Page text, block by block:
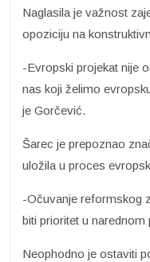
Naglasila je važnost
opoziciju na
-Evropski projekat nije
nas koji želimo
je Gorčević.
Šarec je prepoznao
uložila u proces
-Očuvanje reformskog
biti prioritet u narednom
Neophodno je ostaviti